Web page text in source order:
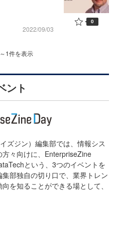
2022/09/03
0
1件を表示
ント
ズジン）編集部では、情報シス
々向けに、EnterpriseZine
という、3つのイベントを
部独自の切り口で、業界トレン
を知ることができる場として、